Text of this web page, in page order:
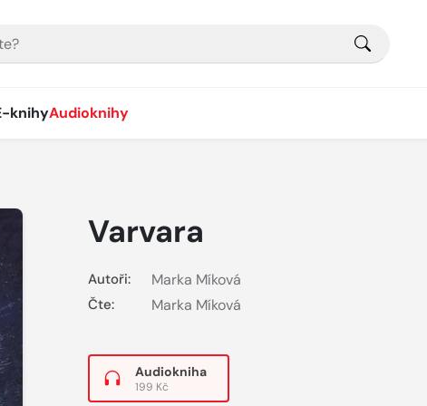
knihyAudioknihy
Varvara
Autoři: Marka Míková
Čte: Marka Míková
Audiokniha
199 Kč